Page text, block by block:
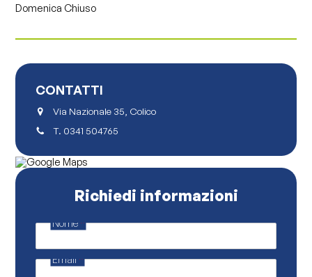
Domenica Chiuso
CONTATTI
Via Nazionale 35, Colico
T. 0341 504765
Richiedi informazioni
Nome *
m
e
Email *